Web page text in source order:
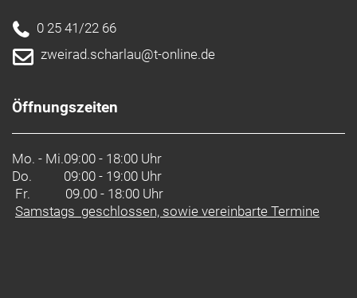
0 25 41/22 66
zweirad.scharlau@t-online.de
Öffnungszeiten
Mo. - Mi.09:00 - 18:00 Uhr
Do.
09:00 - 19:00 Uhr
Fr. 09.00 - 18:00 Uhr
Samstags geschlossen, sowie vereinbarte Termine